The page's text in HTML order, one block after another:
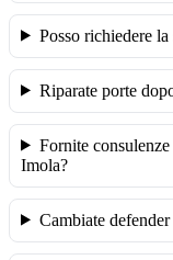
Posso richiedere
Riparate porte
Fornite consulenze
Imola?
Cambiate